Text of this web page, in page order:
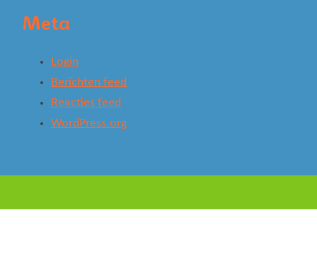
Meta
Login
Berichten feed
Reacties feed
WordPress.org